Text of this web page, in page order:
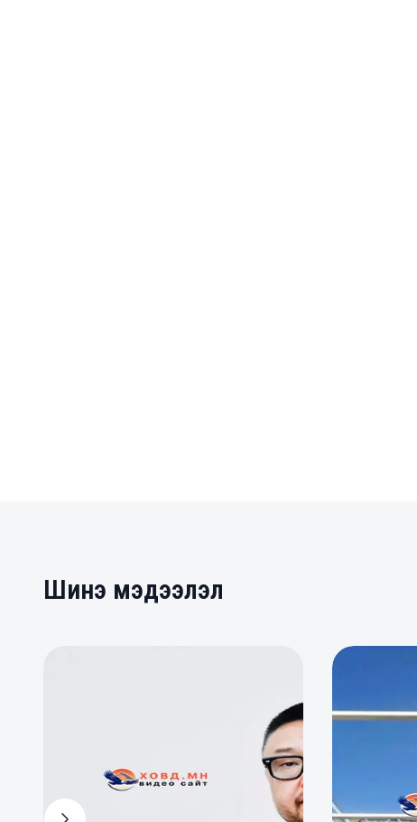
Шинэ мэдээлэл